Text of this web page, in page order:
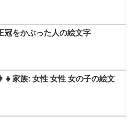
冠をかぶった人の絵文字
家族: 女性 女性 女の子の絵文